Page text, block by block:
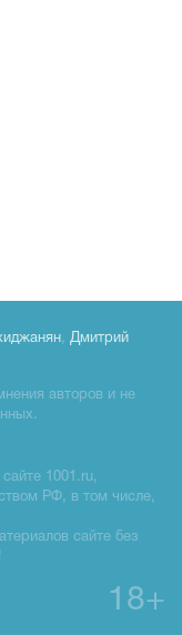
, Дмитрий
авторов и не
1001.ru,
РФ, в том числе,
сайте без
18+